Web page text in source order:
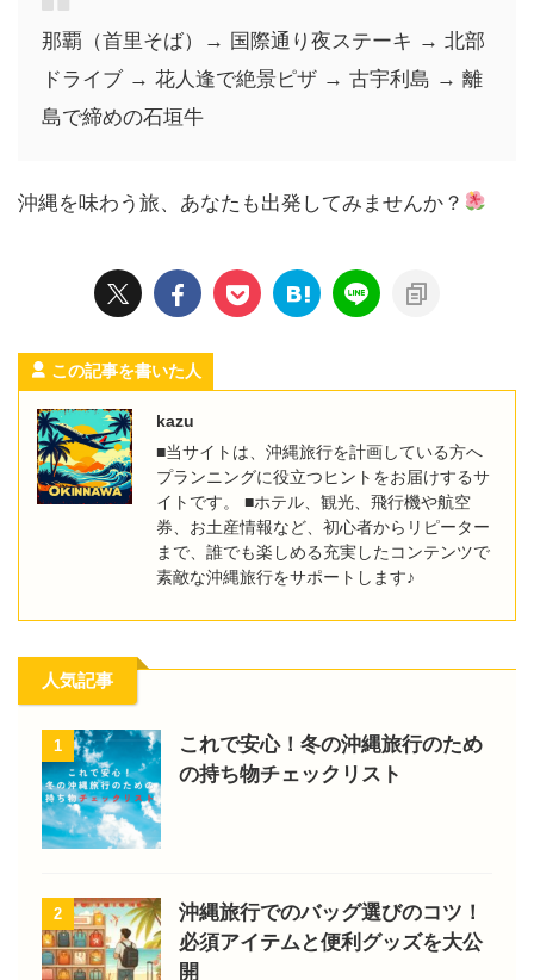
那覇（首里そば）→ 国際通り夜ステーキ → 北部
ドライブ → 花人逢で絶景ピザ → 古宇利島 → 離
島で締めの石垣牛
沖縄を味わう旅、あなたも出発してみませんか？
この記事を書いた人
kazu
■当サイトは、沖縄旅行を計画している方へ
プランニングに役立つヒントをお届けするサ
イトです。 ■ホテル、観光、飛行機や航空
券、お土産情報など、初心者からリピーター
まで、誰でも楽しめる充実したコンテンツで
素敵な沖縄旅行をサポートします♪
人気記事
1
これで安心！冬の沖縄旅行のため
の持ち物チェックリスト
2
沖縄旅行でのバッグ選びのコツ！
必須アイテムと便利グッズを大公
開